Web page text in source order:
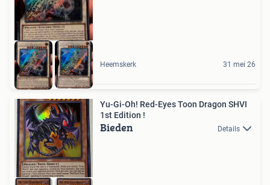
Heemskerk 31 mei 26
Yu-Gi-Oh! Red-Eyes Toon Dragon SHVI
1st Edition !
Bieden Details